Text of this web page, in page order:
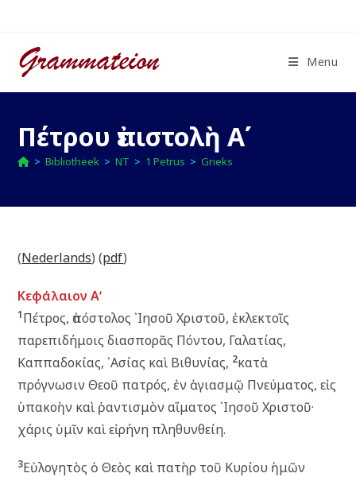
inhoud
Menu
Πέτρου ἐπιστολὴ Αʹ
> Bibliotheek > NT > 1 Petrus > Grieks
(Nederlands) (pdf)
Κεφάλαιον Αʹ
1Πέτρος, ἀπόστολος ᾿Ιησοῦ Χριστοῦ, ἐκλεκτοῖς
παρεπιδήμοις διασπορᾶς Πόντου, Γαλατίας,
Καππαδοκίας, ᾿Ασίας καὶ Βιθυνίας, 2κατὰ
πρόγνωσιν Θεοῦ πατρός, ἐν ἁγιασμῷ Πνεύματος, εἰς
ὑπακοὴν καὶ ῥαντισμὸν αἵματος ᾿Ιησοῦ Χριστοῦ·
χάρις ὑμῖν καὶ εἰρήνη πληθυνθείη.
3Εὐλογητὸς ὁ Θεὸς καὶ πατὴρ τοῦ Κυρίου ἡμῶν